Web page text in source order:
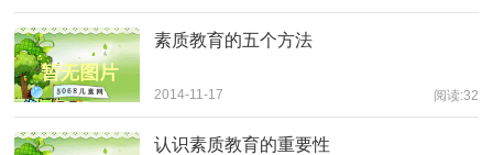
素质教育的五个方法
2014-11-17 阅读:32
认识素质教育的重要性